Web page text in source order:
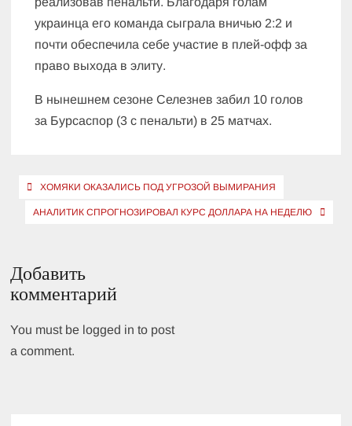
украинца его команда сыграла вничью 2:2 и
почти обеспечила себе участие в плей-офф за
право выхода в элиту.
В нынешнем сезоне Селезнев забил 10 голов
за Бурсаспор (3 с пенальти) в 25 матчах.
Навигация
по
ХОМЯКИ ОКАЗАЛИСЬ ПОД УГРОЗОЙ ВЫМИРАНИЯ
АНАЛИТИК СПРОГНОЗИРОВАЛ КУРС ДОЛЛАРА НА НЕДЕЛЮ
Добавить
комментарий
You must be logged in to post
a comment.